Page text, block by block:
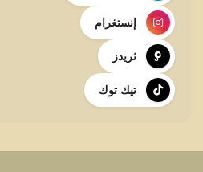
إنستغرام
ثريدز
تيك توك